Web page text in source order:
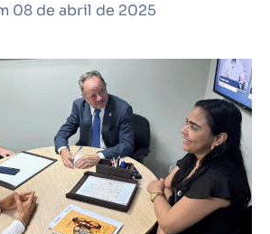
08 de abril de 2025